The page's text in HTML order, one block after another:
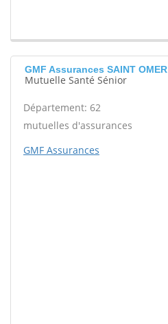
GMF Assurances SAINT OMER
Mutuelle Santé Sénior
Département: 62
mutuelles d'assurances
GMF Assurances